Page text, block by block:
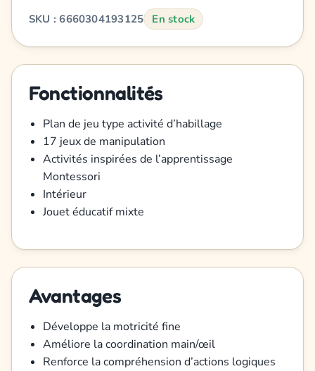
SKU : 6660304193125 En stock
Fonctionnalités
Plan de jeu type activité d’habillage
17 jeux de manipulation
Activités inspirées de l’apprentissage
Montessori
Intérieur
Jouet éducatif mixte
Avantages
Développe la motricité fine
Améliore la coordination main/œil
Renforce la compréhension d’actions logiques